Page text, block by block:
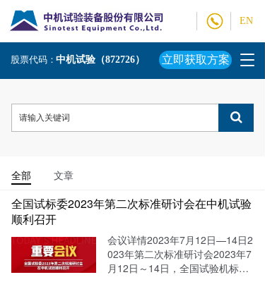
EN
T
g
e
g
i
o
n
股票代码：中机试验（872726） 立即获取方案
全部 文章
全国试标委2023年第二次标准研讨会在中机试验
顺利召开
会议详情2023年7月12日—14日2
023年第二次标准研讨会2023年7
月12日～14日，全国试验机标准